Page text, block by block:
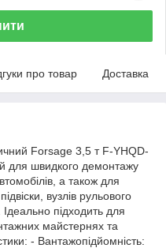
про товар Доставка
Forsage 3,5 т F-YHQD-
для швидкого демонтажу
а також для
вузлів рульового
підходить для
майстернях та
- Вантажопідйомність: